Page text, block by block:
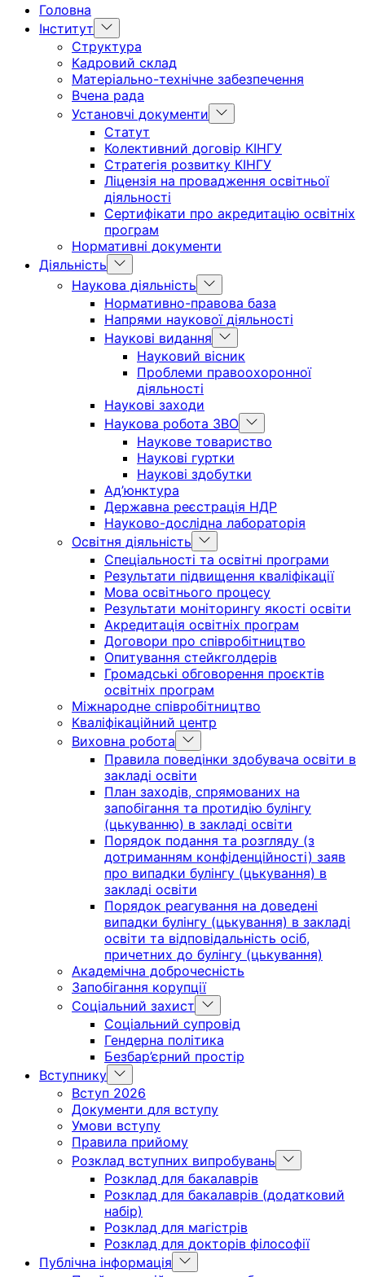
Головна
Інститут
Show
sub
menu
Структура
Кадровий склад
Матеріально-технічне забезпечення
Вчена рада
Установчі документи
Show
sub
Статут
Колективний договір КІНГУ
Стратегія розвитку КІНГУ
Ліцензія на провадження освітньої
діяльності
Сертифікати про акредитацію освітніх
програм
Нормативні документи
Діяльність
Show
sub
menu
Наукова діяльність
Show
sub
menu
Нормативно-правова база
Напрями наукової діяльності
Наукові видання
Show
sub
menu
Науковий вісник
Проблеми правоохоронної
діяльності
Наукові заходи
Наукова робота ЗВО Show
sub
menu
Наукове товариство
Наукові гуртки
Наукові здобутки
Ад’юнктура
Державна реєстрація НДР
Науково-дослідна лабораторія
Освітня діяльність
Show
sub
menu
Спеціальності та освітні програми
Результати підвищення кваліфікації
Мова освітнього процесу
Результати моніторингу якості освіти
Акредитація освітніх програм
Договори про співробітництво
Опитування стейкголдерів
Громадські обговорення проєктів
освітніх програм
Міжнародне співробітництво
Кваліфікаційний центр
Виховна робота
Show
sub
menu
Правила поведінки здобувача освіти в
закладі освіти
План заходів, спрямованих на
запобігання та протидію булінгу
(цькуванню) в закладі освіти
Порядок подання та розгляду (з
дотриманням конфіденційності) заяв
про випадки булінгу (цькування) в
закладі освіти
Порядок реагування на доведені
випадки булінгу (цькування) в закладі
освіти та відповідальність осіб,
причетних до булінгу (цькування)
Академічна доброчесність
Запобігання корупції
Соціальний захист
Show
sub
menu
Соціальний супровід
Гендерна політика
Безбар’єрний простір
Вступнику Show
sub
menu
Вступ 2026
Документи для вступу
Умови вступу
Правила прийому
Розклад вступних випробувань
Show
sub
Розклад для бакалаврів
Розклад для бакалаврів (додатковий
набір)
Розклад для магістрів
Розклад для докторів філософії
Публічна інформація
Show
sub